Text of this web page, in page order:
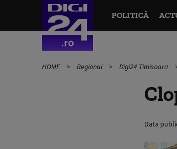
POLITICĂ
HOME Regional Digi24 Timisoara
Data